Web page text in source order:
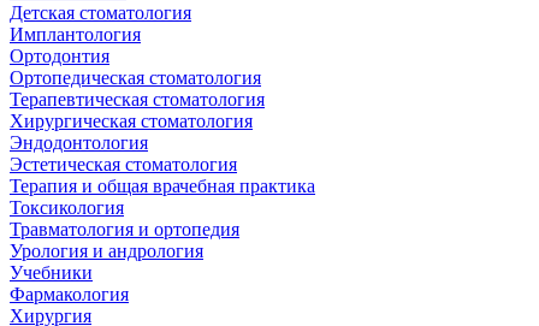
Детская стоматология
Имплантология
Ортодонтия
Ортопедическая стоматология
Терапевтическая стоматология
Хирургическая стоматология
Эндодонтология
Эстетическая стоматология
Терапия и общая врачебная практика
Токсикология
Травматология и ортопедия
Урология и андрология
Учебники
Фармакология
Хирургия